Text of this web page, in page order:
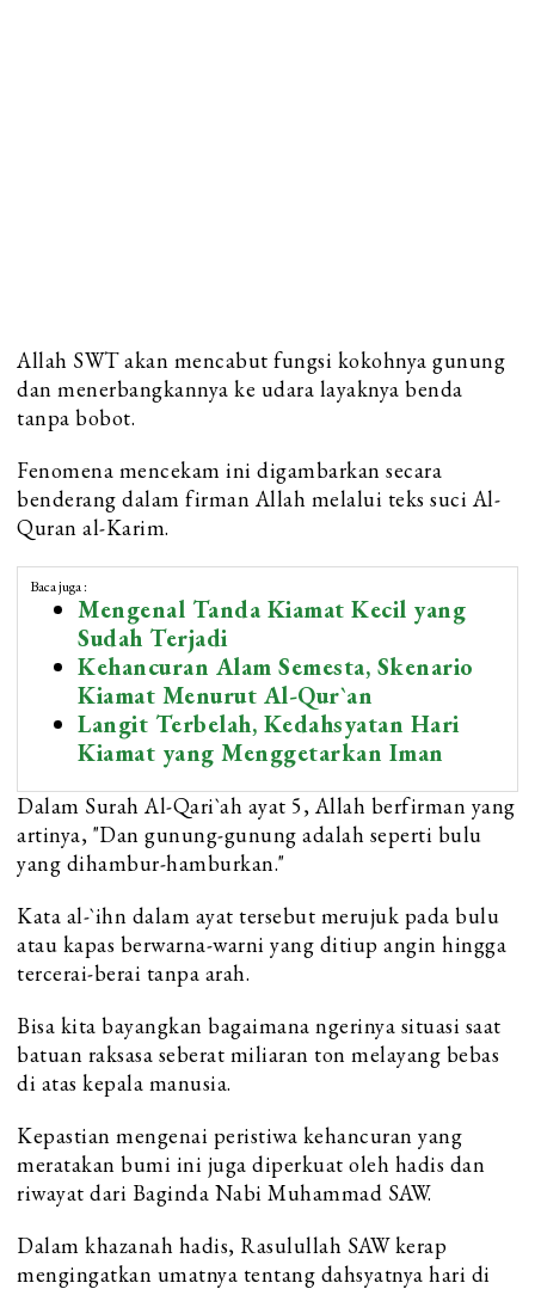
Allah SWT akan mencabut fungsi kokohnya gunung
dan menerbangkannya ke udara layaknya benda
tanpa bobot.
Fenomena mencekam ini digambarkan secara
benderang dalam firman Allah melalui teks suci Al-
Quran al-Karim.
Baca juga :
Mengenal Tanda Kiamat Kecil yang
Sudah Terjadi
Kehancuran Alam Semesta, Skenario
Kiamat Menurut Al-Qur`an
Langit Terbelah, Kedahsyatan Hari
Kiamat yang Menggetarkan Iman
Dalam Surah Al-Qari`ah ayat 5, Allah berfirman yang
artinya, "Dan gunung-gunung adalah seperti bulu
yang dihambur-hamburkan."
Kata al-`ihn dalam ayat tersebut merujuk pada bulu
atau kapas berwarna-warni yang ditiup angin hingga
tercerai-berai tanpa arah.
Bisa kita bayangkan bagaimana ngerinya situasi saat
batuan raksasa seberat miliaran ton melayang bebas
di atas kepala manusia.
Kepastian mengenai peristiwa kehancuran yang
meratakan bumi ini juga diperkuat oleh hadis dan
riwayat dari Baginda Nabi Muhammad SAW.
Dalam khazanah hadis, Rasulullah SAW kerap
mengingatkan umatnya tentang dahsyatnya hari di